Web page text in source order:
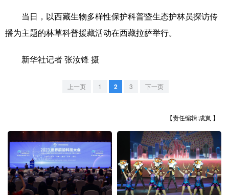
公益 一带一路 亚太网
山西
辽宁 吉林 上海 江苏
浙江 安徽 福建 江西
山东 河南 湖北 湖南
当日，以西藏生物多样性保护科普暨生态护林员探访传
播为主题的林草科普援藏活动在西藏拉萨举行。
新华社记者 张汝锋 摄
上一页 1 2 3 下一页
【责任编辑:成岚 】